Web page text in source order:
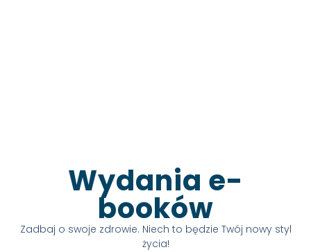
Wydania e-
booków
Zadbaj o swoje zdrowie. Niech to będzie Twój nowy styl
życia!